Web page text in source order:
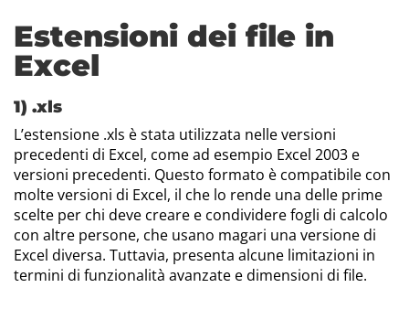
Estensioni dei file in
Excel
1) .xls
L’estensione .xls è stata utilizzata nelle versioni
precedenti di Excel, come ad esempio Excel 2003 e
versioni precedenti. Questo formato è compatibile con
molte versioni di Excel, il che lo rende una delle prime
scelte per chi deve creare e condividere fogli di calcolo
con altre persone, che usano magari una versione di
Excel diversa. Tuttavia, presenta alcune limitazioni in
termini di funzionalità avanzate e dimensioni di file.